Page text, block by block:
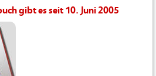
gibt es seit 10. Juni 2005